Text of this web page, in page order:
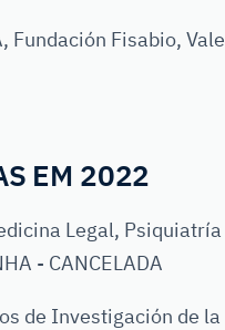
Fundación Fisabio,
EM 2022
Legal,
- CANCELADA
de Investigación de